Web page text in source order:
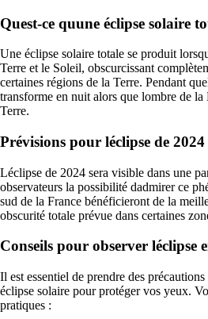
Quest-ce quune éclipse solaire
Une éclipse solaire totale se produit
Terre et le Soleil, obscurcissant
certaines régions de la Terre. Pendant
transforme en nuit alors que lombre de la
Terre.
Prévisions pour léclipse de 2024
Léclipse de 2024 sera visible dans une
observateurs la possibilité dadmirer ce
sud de la France bénéficieront de la
obscurité totale prévue dans certaines
Conseils pour observer léclipse
Il est essentiel de prendre des
éclipse solaire pour protéger vos yeux.
pratiques :